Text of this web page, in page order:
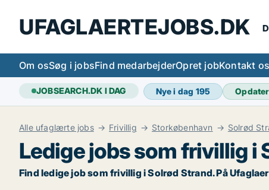
UFAGLAERTEJOBS.DK
Om osSøg i jobsFind medarbejderOpret jobKontakt
JOBSEARCH.DK I DAG Nye i dag 195
Alle ufaglærte jobs Frivillig Storkøbenhavn Solrød
Ledige jobs som frivillig i
Find ledige job som frivillig i Solrød Strand. På